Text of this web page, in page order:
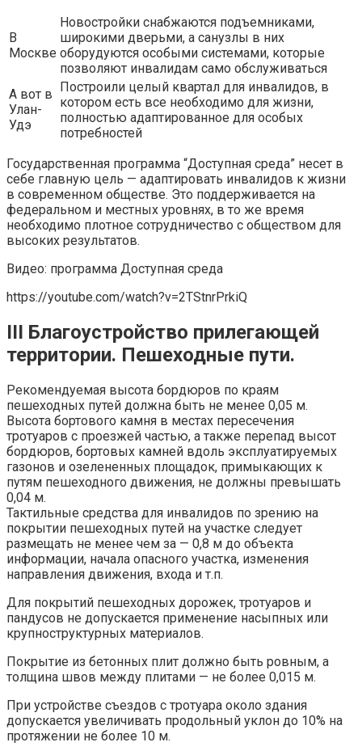
В
Москве
Новостройки снабжаются подъемниками,
широкими дверьми, а санузлы в них
оборудуются особыми системами, которые
позволяют инвалидам само обслуживаться
А вот в
Улан-
Удэ
Построили целый квартал для инвалидов, в
котором есть все необходимо для жизни,
полностью адаптированное для особых
потребностей
Государственная программа “Доступная среда” несет в
себе главную цель — адаптировать инвалидов к жизни
в современном обществе. Это поддерживается на
федеральном и местных уровнях, в то же время
необходимо плотное сотрудничество с обществом для
высоких результатов.
Видео: программа Доступная среда
https://youtube.com/watch?v=2TStnrPrkiQ
III Благоустройство прилегающей
территории. Пешеходные пути.
Рекомендуемая высота бордюров по краям
пешеходных путей должна быть не менее 0,05 м.
Высота бортового камня в местах пересечения
тротуаров с проезжей частью, а также перепад высот
бордюров, бортовых камней вдоль эксплуатируемых
газонов и озелененных площадок, примыкающих к
путям пешеходного движения, не должны превышать
0,04 м.
Тактильные средства для инвалидов по зрению на
покрытии пешеходных путей на участке следует
размещать не менее чем за — 0,8 м до объекта
информации, начала опасного участка, изменения
направления движения, входа и т.п.
Для покрытий пешеходных дорожек, тротуаров и
пандусов не допускается применение насыпных или
крупноструктурных материалов.
Покрытие из бетонных плит должно быть ровным, а
толщина швов между плитами — не более 0,015 м.
При устройстве съездов с тротуара около здания
допускается увеличивать продольный уклон до 10% на
протяжении не более 10 м.